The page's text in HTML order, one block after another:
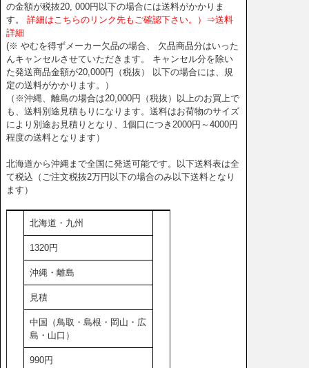
の金額が税抜20, 000円以下の場合には送料がかかりま
す。
詳細はこちらのリンク先もご確認下さい。）⇒送料
詳細
(※ やむを得ずメーカー欠品の場合、 欠品商品分はいった
んキャンセルさせていただきます。 キャンセル分を除い
た発送商品金額が20,000円（税抜） 以下の場合には、規
定の送料がかかります。）
（※沖縄、離島の場合は20,000円（税抜）以上のお買上で
も、送料別途見積もりになります。送料はお荷物のサイズ
により別途お見積りとなり、1個口につき2000円～4000円
程度の送料となります）
北海道から沖縄まで全国に発送可能です。以下送料表は全
て税込（ご注文税抜2万円以下の場合のみ以下送料となり
ます）
北海道・九州
1320円
沖縄・離島
見積
中国（鳥取・島根・岡山・広
島・山口）
990円